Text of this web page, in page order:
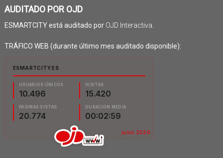
AUDITADO POR OJD
ESMARTCITY está auditado por OJD Interactiva
TRÁFICO WEB (durante último mes auditado disponible):